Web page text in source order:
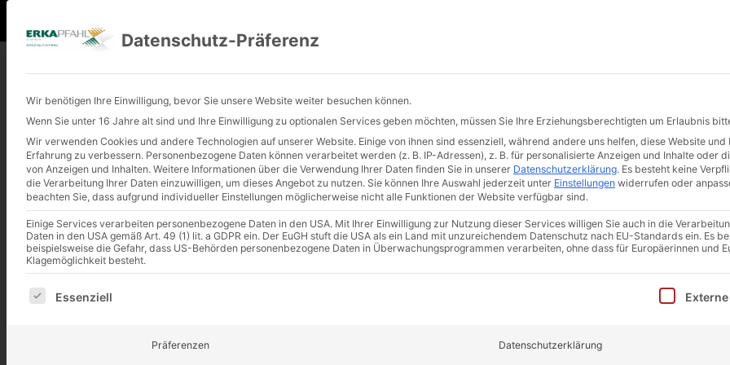
Sicheres Fundament für Kaller Pfarrkirche St.
Datenschutz-Präferenz
Wir benötigen Ihre Einwilligung, bevor Sie unsere Website weiter besuchen können.
Wenn Sie unter 16 Jahre alt sind und Ihre Einwilligung zu optionalen Services geben möchten, müssen Sie Ihre Erziehungsberechtigten um Erlaubnis
Wir verwenden Cookies und andere Technologien auf unserer Website. Einige von ihnen sind essenziell, während andere uns helfen, diese Website und
Erfahrung zu verbessern. Personenbezogene Daten können verarbeitet werden (z. B. IP-Adressen), z. B. für personalisierte Anzeigen und Inhalte oder
von Anzeigen und Inhalten. Weitere Informationen über die Verwendung Ihrer Daten finden Sie in unserer Datenschutzerklärung. Es besteht keine
die Verarbeitung Ihrer Daten einzuwilligen, um dieses Angebot zu nutzen. Sie können Ihre Auswahl jederzeit unter Einstellungen widerrufen oder
beachten Sie, dass aufgrund individueller Einstellungen möglicherweise nicht alle Funktionen der Website verfügbar sind.
Einige Services verarbeiten personenbezogene Daten in den USA. Mit Ihrer Einwilligung zur Nutzung dieser Services willigen Sie auch in die
Daten in den USA gemäß Art. 49 (1) lit. a GDPR ein. Der EuGH stuft die USA als ein Land mit unzureichendem Datenschutz nach EU-Standards ein. Es
beispielsweise die Gefahr, dass US-Behörden personenbezogene Daten in Überwachungsprogrammen verarbeiten, ohne dass für Europäerinnen und
Klagemöglichkeit besteht.
Es folgt eine Liste der Service-Gruppen, für die eine Einwilligung erteilt werden kann. Die erste Service-Gruppe
Essenziell
Präferenzen Datenschutzerklärung